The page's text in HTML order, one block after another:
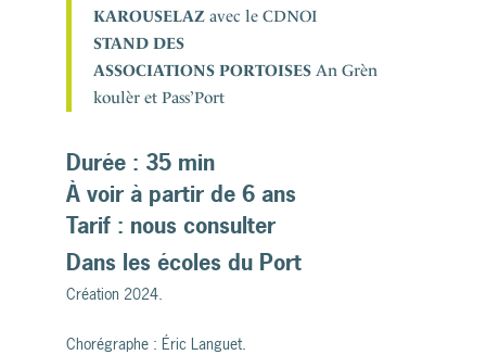
KAROUSELAZavec le CDNOI
STAND DES
ASSOCIATIONS PORTOISESAn Grèn
koulèr et Pass’Port
Durée : 35 min
À voir à partir de 6 ans
Tarif : nous consulter
Dans les écoles du Port
Création 2024.
Chorégraphe : Éric Languet.